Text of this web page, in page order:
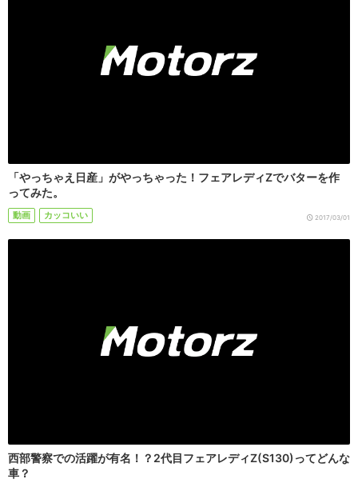
「やっちゃえ日産」がやっちゃった！フェアレディZでバターを作
ってみた。
動画 カッコいい 2017/03/01
西部警察での活躍が有名！？2代目フェアレディZ(S130)ってどんな
車？